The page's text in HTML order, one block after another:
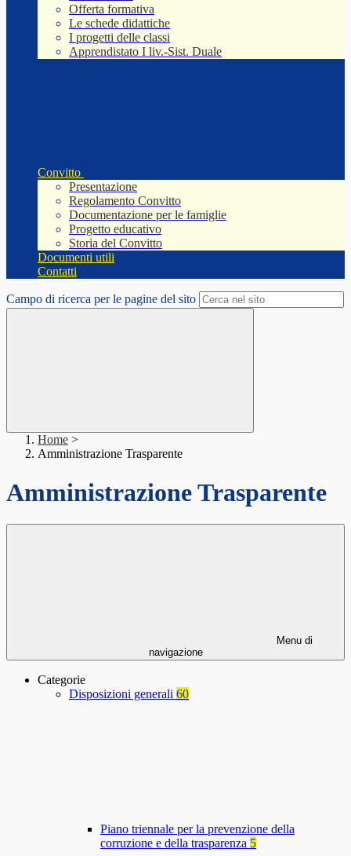
Offerta formativa
Le schede didattiche
I progetti delle classi
Apprendistato I liv.-Sist. Duale
Convitto
Presentazione
Regolamento Convitto
Documentazione per le famiglie
Progetto educativo
Storia del Convitto
Documenti utili
Contatti
Campo di ricerca per le pagine del sito
Home >
Amministrazione Trasparente
Amministrazione Trasparente
Menu di
navigazione
Categorie
Disposizioni generali 60
Piano triennale per la prevenzione della
corruzione e della trasparenza 5